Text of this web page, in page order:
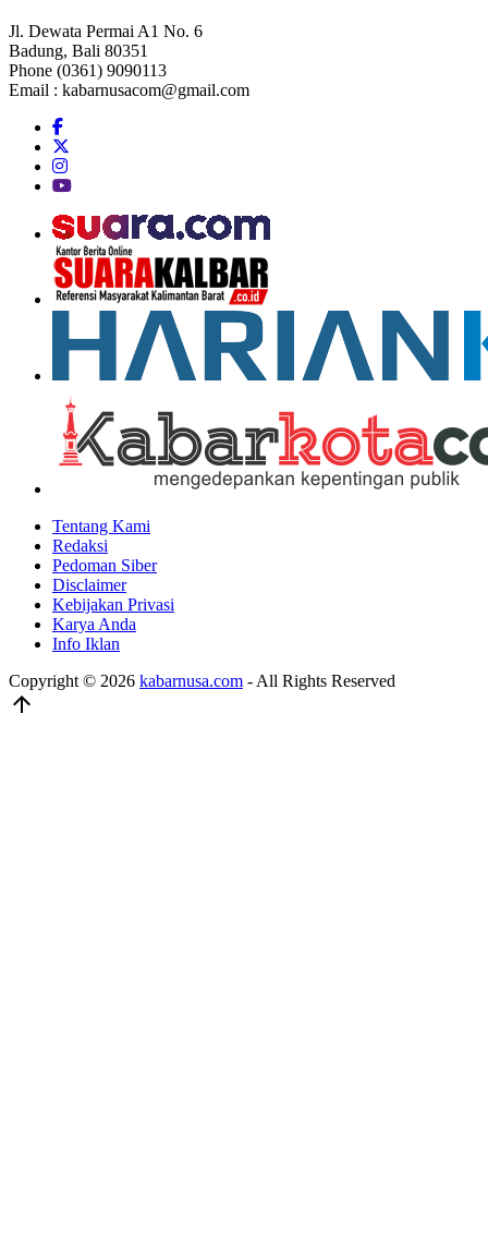
Jl. Dewata Permai A1 No. 6
Badung, Bali 80351
Phone (0361) 9090113
Email : kabarnusacom@gmail.com
Tentang Kami
Redaksi
Pedoman Siber
Disclaimer
Kebijakan Privasi
Karya Anda
Info Iklan
Copyright © 2026 kabarnusa.com - All Rights Reserved
arrow_upward